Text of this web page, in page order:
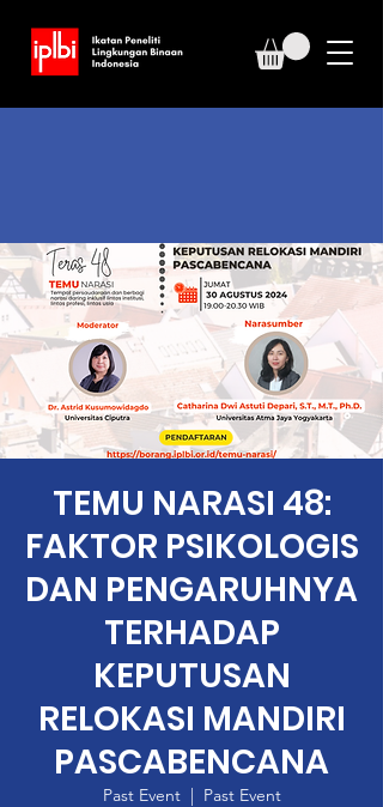
TEMU NARASI 48:
FAKTOR PSIKOLOGIS
DAN PENGARUHNYA
TERHADAP
KEPUTUSAN
RELOKASI MANDIRI
PASCABENCANA
Past Event
  |
Past Event